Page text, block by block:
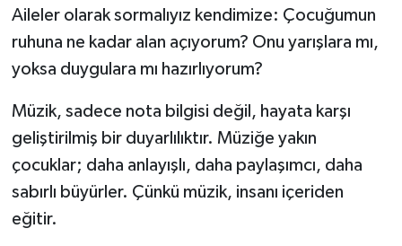
Aileler olarak sormalıyız kendimize: Çocuğumun
ruhuna ne kadar alan açıyorum? Onu yarışlara mı,
yoksa duygulara mı hazırlıyorum?
Müzik, sadece nota bilgisi değil, hayata karşı
geliştirilmiş bir duyarlılıktır. Müziğe yakın
çocuklar; daha anlayışlı, daha paylaşımcı, daha
sabırlı büyürler. Çünkü müzik, insanı içeriden
eğitir.